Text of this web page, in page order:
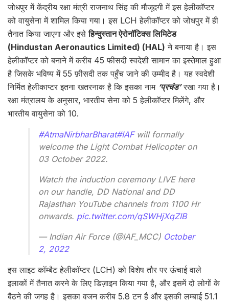
जोधपुर में केंद्रीय रक्षा मंत्री राजनाथ सिंह की मौजूदगी में इस हेलीकॉप्टर
को वायुसेना में शामिल किया गया। इस LCH हेलीकॉप्टर को जोधपुर में ही
तैनात किया जाएगा और इसेहिन्दुस्तान ऐरोनॉटिक्स लिमिटेड
(Hindustan Aeronautics Limited) (HAL) ने बनाया है। इस
हेलीकॉप्टर को बनाने में करीब 45 फीसदी स्वदेशी सामान का इस्तेमाल हुआ
है जिसके भविष्य में 55 फ़ीसदी तक पहुँच जाने की उम्मीद है। यह स्वदेशी
निर्मित हेलीकाप्टर इतना खतरनाक है कि इसका नाम ‘प्रचंड’रखा गया है।
रक्षा मंत्रालय के अनुसार, भारतीय सेना को 5 हेलीकॉप्टर मिलेंगे, और
भारतीय वायुसेना को 10.
#AtmaNirbharBharat#IAFwill formally
welcome the Light Combat Helicopter on
03 October 2022.
Watch the induction ceremony LIVE here
on our handle, DD National and DD
Rajasthan YouTube channels from 1100 Hr
onwards. pic.twitter.com/qSWHjXqZIB
— Indian Air Force (@IAF_MCC) October
2, 2022
इस लाइट कॉम्बैट हेलीकॉप्टर (LCH) को विशेष तौर पर ऊंचाई वाले
इलाकों में तैनात करने के लिए डिज़ाइन किया गया है, और इसमें दो लोगों के
बैठने की जगह है। इसका वजन करीब 5.8 टन है और इसकी लम्बाई 51.1